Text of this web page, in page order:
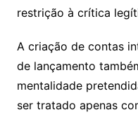
restrição à crítica
A criação de contas
de lançamento
mentalidade
ser tratado apenas